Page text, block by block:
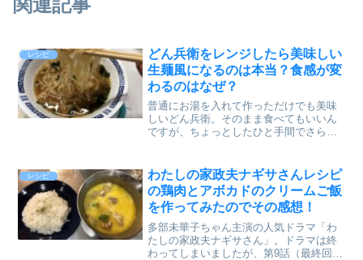
レシピ
どん兵衛をレンジしたら美味しい
生麺風になるのは本当？食感が変
わるのはなぜ？
普通にお湯を入れて作っただけでも美味
しいどん兵衛。そのまま食べてもいいん
ですが、ちょっとしたひと手間でさらに
ですが、どん兵衛をレンジでチンするだ
けで麺が生麺風の食感に！さ...
レシピ
わたしの家政夫ナギサさんレシピ
の鶏肉とアボカドのクリームご飯
を作ってみたのでその感想！
多部未華子ちゃん主演の人気ドラマ「わ
たしの家政夫ナギサさん」。ドラマは終
わってしまいましたが、第9話（最終回）